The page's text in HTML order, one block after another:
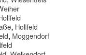
, Hollfeld
, Moggendorf